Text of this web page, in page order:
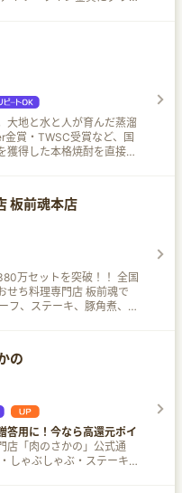
大地と水と人が育んだ蒸溜
獲得した本格焼酎を直接お
地域ブランド蒸留所とし
た唯一無二の味わいをご
板前魂本店
万セットを突破！！ 全国
せち料理専門店 板前魂で
コレ！ おせちはなんと60種
品揃え。 おせち業界
せち『板前魂の花籠』
リューム、値段！すべて
』 大幅リニューアルで肉
中華風おせち』 圧巻の肉づ
前魂の肉三昧おせち』 目
！福良鮑・オマール海老付
を呑みながら過ごす大人の
の
答用に！今なら高還元ポイ
店「肉のさかの」公式通